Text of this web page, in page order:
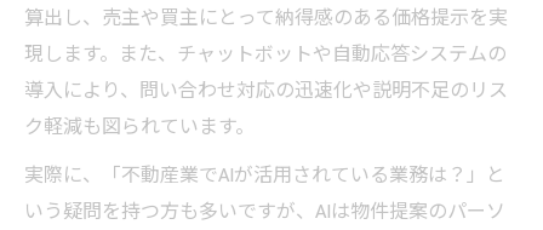
算出し、売主や買主にとって納得感のある価格提示を実
現します。また、チャットボットや自動応答システムの
導入により、問い合わせ対応の迅速化や説明不足のリス
ク軽減も図られています。
実際に、「不動産業でAIが活用されている業務は？」と
いう疑問を持つ方も多いですが、AIは物件提案のパーソ